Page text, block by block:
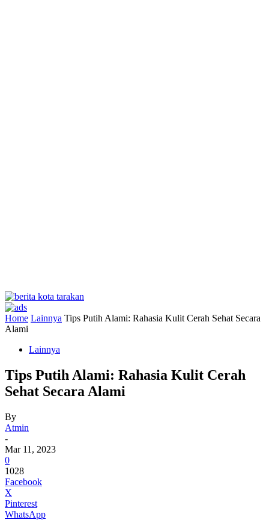
Home Lainnya Tips Putih Alami: Rahasia Kulit Cerah Sehat Secara
Alami
Lainnya
Tips Putih Alami: Rahasia Kulit Cerah
Sehat Secara Alami
By
Atmin
-
Mar 11, 2023
0
1028
Facebook
X
Pinterest
WhatsApp